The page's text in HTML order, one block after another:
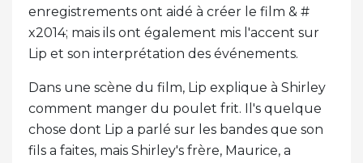
enregistrements ont aidé à créer le film & #
x2014; mais ils ont également mis l'accent sur
Lip et son interprétation des événements.
Dans une scène du film, Lip explique à Shirley
comment manger du poulet frit. Il's quelque
chose dont Lip a parlé sur les bandes que son
fils a faites, mais Shirley's frère, Maurice, a